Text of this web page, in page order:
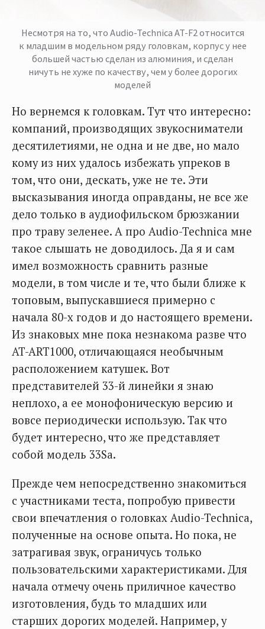
Несмотря на то, что Audio-Technica AT-F2 относится
к младшим в модельном ряду головкам, корпус у нее
большей частью сделан из алюминия, и сделан
ничуть не хуже по качеству, чем у более дорогих
моделей
Но вернемся к головкам. Тут что интересно:
компаний, производящих звукосниматели
десятилетиями, не одна и не две, но мало
кому из них удалось избежать упреков в
том, что они, дескать, уже не те. Эти
высказывания иногда оправданы, не все же
дело только в аудиофильском брюзжании
про траву зеленее. А про Audio-Technica мне
такое слышать не доводилось. Да я и сам
имел возможность сравнить разные
модели, в том числе и те, что были ближе к
топовым, выпускавшиеся примерно с
начала 80-х годов и до настоящего времени.
Из знаковых мне пока незнакома разве что
AT-ART1000, отличающаяся необычным
расположением катушек. Вот
представителей 33-й линейки я знаю
неплохо, а ее монофоническую версию и
вовсе периодически использую. Так что
будет интересно, что же представляет
собой модель 33Sa.
Прежде чем непосредственно знакомиться
с участниками теста, попробую привести
свои впечатления о головках Audio-Technica,
полученные на основе опыта. Но пока, не
затрагивая звук, ограничусь только
пользовательскими характеристиками. Для
начала отмечу очень приличное качество
изготовления, будь то младших или
старших дорогих моделей. Например, у